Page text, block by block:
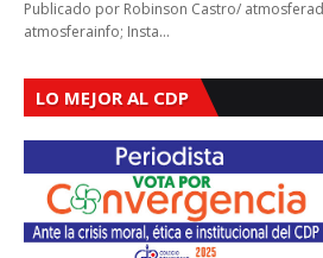
Publicado por Robinson Castro/
atmosferainfo; Insta…
LO MEJOR AL CDP